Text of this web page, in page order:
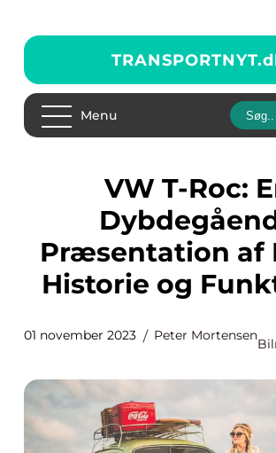
TRANSPORTNYT.
Menu
VW T-Roc: En
Præsentation af
Historie og
01 november 2023 Peter Mortensen